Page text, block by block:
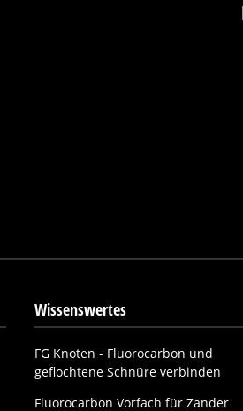
Wissenswertes
FG Knoten - Fluorocarbon und
geflochtene Schnüre verbinden
Fluorocarbon Vorfach für Zander